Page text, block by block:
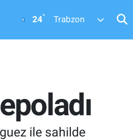
24° Trabzon
ile sahilde